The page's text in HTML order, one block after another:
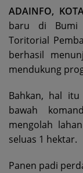
ADAINFO,
baru di Bumi
Toritorial
berhasil
mendukung
Bahkan, hal
bawah
mengolah
seluas 1 hektar.
Panen padi